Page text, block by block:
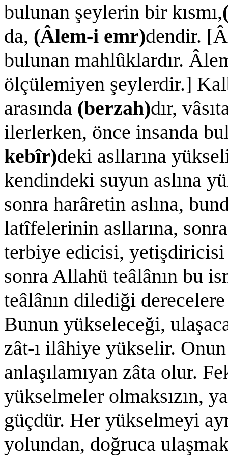
bulunan şeylerin bir kısmı,
da, (Âlem-i emr)dendir.
bulunan mahlûklardır.
ölçülemiyen şeylerdir.]
arasında (berzah)dır,
ilerlerken, önce insanda
kebîr)deki asllarına
kendindeki suyun aslına
sonra harâretin aslına,
latîfelerinin asllarına,
terbiye edicisi, yetişdiricisi
sonra Allahü teâlânın bu
teâlânın dilediği
Bunun yükseleceği,
zât-ı ilâhiye yükselir.
anlaşılamıyan zâta olur.
yükselmeler olmaksızın,
güçdür. Her yükselmeyi
yolundan, doğruca